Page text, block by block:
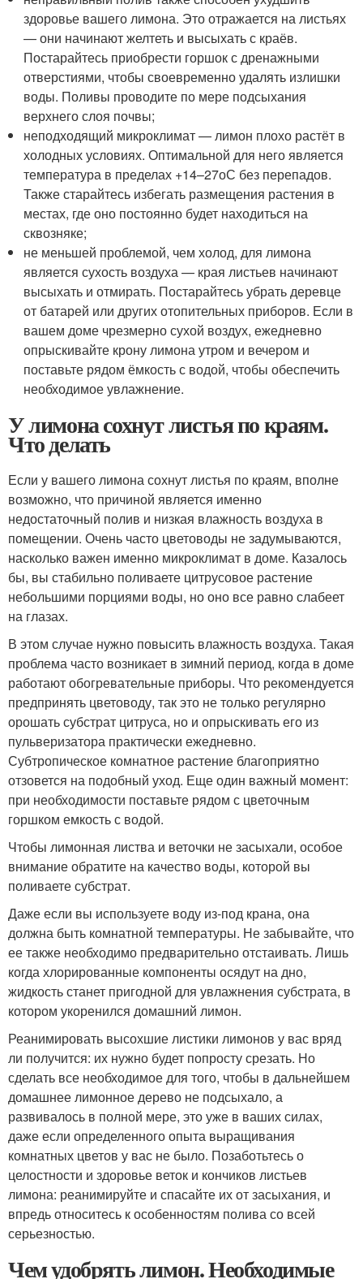
здоровье вашего лимона. Это отражается на листьях
— они начинают желтеть и высыхать с краёв.
Постарайтесь приобрести горшок с дренажными
отверстиями, чтобы своевременно удалять излишки
воды. Поливы проводите по мере подсыхания
верхнего слоя почвы;
неподходящий микроклимат — лимон плохо растёт в
холодных условиях. Оптимальной для него является
температура в пределах +14–27оС без перепадов.
Также старайтесь избегать размещения растения в
местах, где оно постоянно будет находиться на
сквозняке;
не меньшей проблемой, чем холод, для лимона
является сухость воздуха — края листьев начинают
высыхать и отмирать. Постарайтесь убрать деревце
от батарей или других отопительных приборов. Если в
вашем доме чрезмерно сухой воздух, ежедневно
опрыскивайте крону лимона утром и вечером и
поставьте рядом ёмкость с водой, чтобы обеспечить
необходимое увлажнение.
У лимона сохнут листья по краям.
Что делать
Если у вашего лимона сохнут листья по краям, вполне
возможно, что причиной является именно
недостаточный полив и низкая влажность воздуха в
помещении. Очень часто цветоводы не задумываются,
насколько важен именно микроклимат в доме. Казалось
бы, вы стабильно поливаете цитрусовое растение
небольшими порциями воды, но оно все равно слабеет
на глазах.
В этом случае нужно повысить влажность воздуха. Такая
проблема часто возникает в зимний период, когда в доме
работают обогревательные приборы. Что рекомендуется
предпринять цветоводу, так это не только регулярно
орошать субстрат цитруса, но и опрыскивать его из
пульверизатора практически ежедневно.
Субтропическое комнатное растение благоприятно
отзовется на подобный уход. Еще один важный момент:
при необходимости поставьте рядом с цветочным
горшком емкость с водой.
Чтобы лимонная листва и веточки не засыхали, особое
внимание обратите на качество воды, которой вы
поливаете субстрат.
Даже если вы используете воду из-под крана, она
должна быть комнатной температуры. Не забывайте, что
ее также необходимо предварительно отстаивать. Лишь
когда хлорированные компоненты осядут на дно,
жидкость станет пригодной для увлажнения субстрата, в
котором укоренился домашний лимон.
Реанимировать высохшие листики лимонов у вас вряд
ли получится: их нужно будет попросту срезать. Но
сделать все необходимое для того, чтобы в дальнейшем
домашнее лимонное дерево не подсыхало, а
развивалось в полной мере, это уже в ваших силах,
даже если определенного опыта выращивания
комнатных цветов у вас не было. Позаботьтесь о
целостности и здоровье веток и кончиков листьев
лимона: реанимируйте и спасайте их от засыхания, и
впредь относитесь к особенностям полива со всей
серьезностью.
Чем удобрять лимон. Необходимые